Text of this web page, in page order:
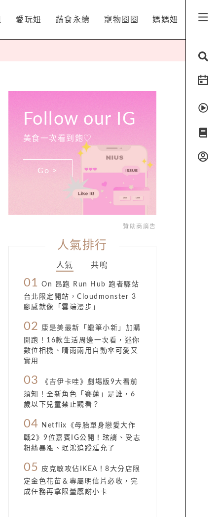
愛玩妞 蔬食永續 寵物圈圈 媽媽妞
Follow our IG
美食一次看到飽♡
Go >
贊助商廣告
人氣排行
人氣 共鳴
01 On 昂跑 Run Hub 跑者驛站
台北限定開站，Cloudmonster 3
腳感就像「雲端漫步」
02
康是美最新「蠟筆小新」加購
開跑！16款生活周邊一次看，迷你
數位相機、晴雨兩用自動傘可愛又
實用
03
《吉伊卡哇》劇場版9大看前
須知！全新角色「賽蓮」是誰，6
歲以下兒童禁止觀看？
04
Netflix《母胎單身戀愛大作
戰2》9位嘉賓IG公開！玹諝、受志
粉絲暴漲、珉鴻追蹤廷允了
05
皮克敏攻佔IKEA！8大分店限
定金色花苗＆專屬明信片必收，完
成任務再拿限量感謝小卡